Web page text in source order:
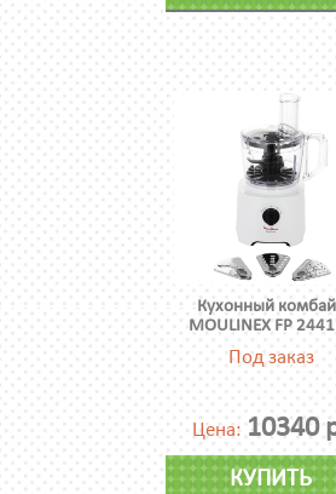
Кухонный
MOULINEX FP
Под заказ
Цена: 10340
КУПИТЬ